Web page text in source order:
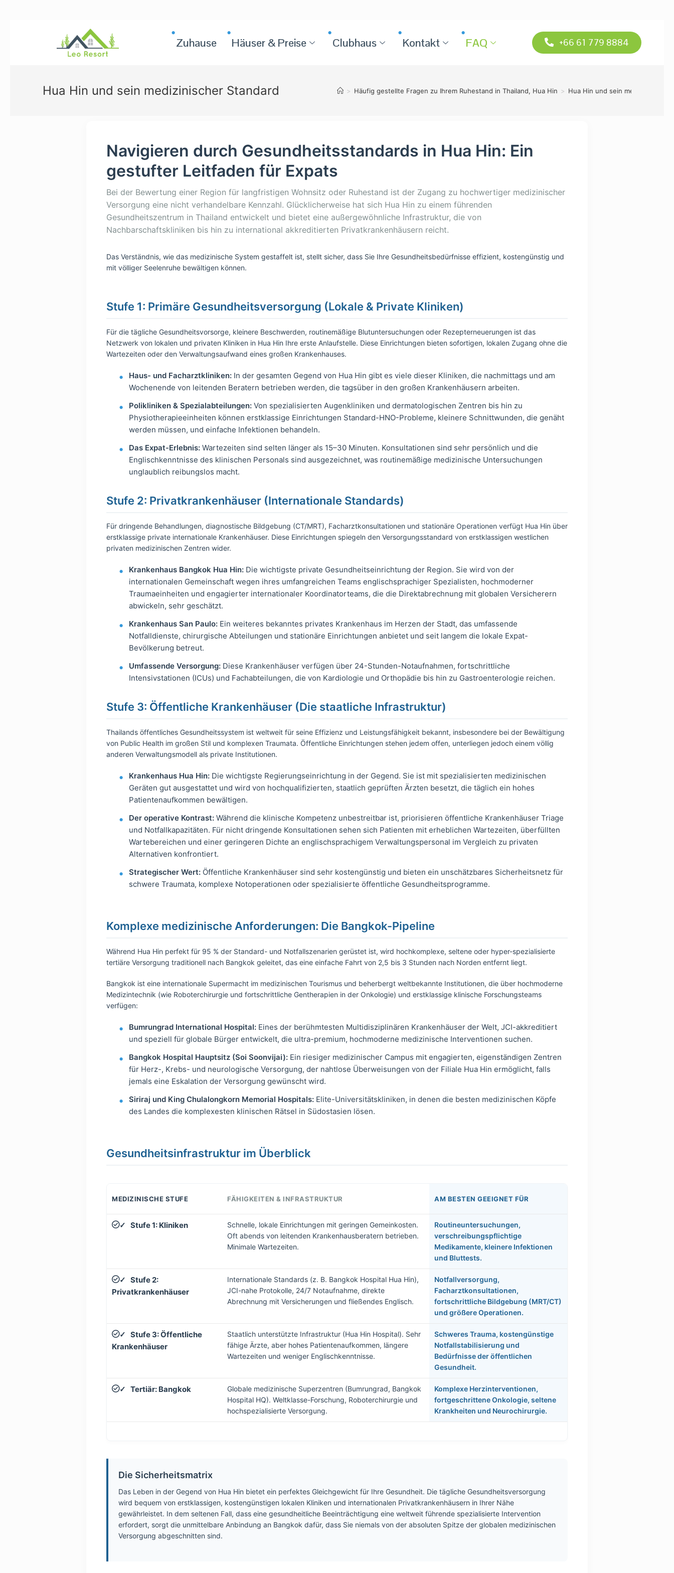
Zuhause Häuser & Preise Clubhaus Kontakt FAQ +66 61 779 8884
Hua Hin und sein medizinischer Standard > Häufig gestellte Fragen zu Ihrem Ruhestand in Thailand, Hua Hin > Hua Hin und sein medizinischer
Navigieren durch Gesundheitsstandards in Hua Hin: Ein
gestufter Leitfaden für Expats
Bei der Bewertung einer Region für langfristigen Wohnsitz oder Ruhestand ist der Zugang zu hochwertiger medizinischer
Versorgung eine nicht verhandelbare Kennzahl. Glücklicherweise hat sich Hua Hin zu einem führenden
Gesundheitszentrum in Thailand entwickelt und bietet eine außergewöhnliche Infrastruktur, die von
Nachbarschaftskliniken bis hin zu international akkreditierten Privatkrankenhäusern reicht.
Das Verständnis, wie das medizinische System gestaffelt ist, stellt sicher, dass Sie Ihre Gesundheitsbedürfnisse effizient, kostengünstig und
mit völliger Seelenruhe bewältigen können.
Stufe 1: Primäre Gesundheitsversorgung (Lokale & Private Kliniken)
Für die tägliche Gesundheitsvorsorge, kleinere Beschwerden, routinemäßige Blutuntersuchungen oder Rezepterneuerungen ist das
Netzwerk von lokalen und privaten Kliniken in Hua Hin Ihre erste Anlaufstelle. Diese Einrichtungen bieten sofortigen, lokalen Zugang ohne die
Wartezeiten oder den Verwaltungsaufwand eines großen Krankenhauses.
Haus- und Facharztkliniken: In der gesamten Gegend von Hua Hin gibt es viele dieser Kliniken, die nachmittags und am
Wochenende von leitenden Beratern betrieben werden, die tagsüber in den großen Krankenhäusern arbeiten.
Polikliniken & Spezialabteilungen: Von spezialisierten Augenkliniken und dermatologischen Zentren bis hin zu
Physiotherapieeinheiten können erstklassige Einrichtungen Standard-HNO-Probleme, kleinere Schnittwunden, die genäht
werden müssen, und einfache Infektionen behandeln.
Das Expat-Erlebnis: Wartezeiten sind selten länger als 15–30 Minuten. Konsultationen sind sehr persönlich und die
Englischkenntnisse des klinischen Personals sind ausgezeichnet, was routinemäßige medizinische Untersuchungen
unglaublich reibungslos macht.
Stufe 2: Privatkrankenhäuser (Internationale Standards)
Für dringende Behandlungen, diagnostische Bildgebung (CT/MRT), Facharztkonsultationen und stationäre Operationen verfügt Hua Hin über
erstklassige private internationale Krankenhäuser. Diese Einrichtungen spiegeln den Versorgungsstandard von erstklassigen westlichen
privaten medizinischen Zentren wider.
Krankenhaus Bangkok Hua Hin: Die wichtigste private Gesundheitseinrichtung der Region. Sie wird von der
internationalen Gemeinschaft wegen ihres umfangreichen Teams englischsprachiger Spezialisten, hochmoderner
Traumaeinheiten und engagierter internationaler Koordinatorteams, die die Direktabrechnung mit globalen Versicherern
abwickeln, sehr geschätzt.
Krankenhaus San Paulo: Ein weiteres bekanntes privates Krankenhaus im Herzen der Stadt, das umfassende
Notfalldienste, chirurgische Abteilungen und stationäre Einrichtungen anbietet und seit langem die lokale Expat-
Bevölkerung betreut.
Umfassende Versorgung: Diese Krankenhäuser verfügen über 24-Stunden-Notaufnahmen, fortschrittliche
Intensivstationen (ICUs) und Fachabteilungen, die von Kardiologie und Orthopädie bis hin zu Gastroenterologie reichen.
Stufe 3: Öffentliche Krankenhäuser (Die staatliche Infrastruktur)
Thailands öffentliches Gesundheitssystem ist weltweit für seine Effizienz und Leistungsfähigkeit bekannt, insbesondere bei der Bewältigung
von Public Health im großen Stil und komplexen Traumata. Öffentliche Einrichtungen stehen jedem offen, unterliegen jedoch einem völlig
anderen Verwaltungsmodell als private Institutionen.
Krankenhaus Hua Hin: Die wichtigste Regierungseinrichtung in der Gegend. Sie ist mit spezialisierten medizinischen
Geräten gut ausgestattet und wird von hochqualifizierten, staatlich geprüften Ärzten besetzt, die täglich ein hohes
Patientenaufkommen bewältigen.
Der operative Kontrast: Während die klinische Kompetenz unbestreitbar ist, priorisieren öffentliche Krankenhäuser Triage
und Notfallkapazitäten. Für nicht dringende Konsultationen sehen sich Patienten mit erheblichen Wartezeiten, überfüllten
Wartebereichen und einer geringeren Dichte an englischsprachigem Verwaltungspersonal im Vergleich zu privaten
Alternativen konfrontiert.
Strategischer Wert: Öffentliche Krankenhäuser sind sehr kostengünstig und bieten ein unschätzbares Sicherheitsnetz für
schwere Traumata, komplexe Notoperationen oder spezialisierte öffentliche Gesundheitsprogramme.
Komplexe medizinische Anforderungen: Die Bangkok-Pipeline
Während Hua Hin perfekt für 95 % der Standard- und Notfallszenarien gerüstet ist, wird hochkomplexe, seltene oder hyper-spezialisierte
tertiäre Versorgung traditionell nach Bangkok geleitet, das eine einfache Fahrt von 2,5 bis 3 Stunden nach Norden entfernt liegt.
Bangkok ist eine internationale Supermacht im medizinischen Tourismus und beherbergt weltbekannte Institutionen, die über hochmoderne
Medizintechnik (wie Roboterchirurgie und fortschrittliche Gentherapien in der Onkologie) und erstklassige klinische Forschungsteams
verfügen:
Bumrungrad International Hospital: Eines der berühmtesten Multidisziplinären Krankenhäuser der Welt, JCI-akkreditiert
und speziell für globale Bürger entwickelt, die ultra-premium, hochmoderne medizinische Interventionen suchen.
Bangkok Hospital Hauptsitz (Soi Soonvijai): Ein riesiger medizinischer Campus mit engagierten, eigenständigen Zentren
für Herz-, Krebs- und neurologische Versorgung, der nahtlose Überweisungen von der Filiale Hua Hin ermöglicht, falls
jemals eine Eskalation der Versorgung gewünscht wird.
Siriraj und King Chulalongkorn Memorial Hospitals: Elite-Universitätskliniken, in denen die besten medizinischen Köpfe
des Landes die komplexesten klinischen Rätsel in Südostasien lösen.
Gesundheitsinfrastruktur im Überblick
MEDIZINISCHE STUFE FÄHIGKEITEN & INFRASTRUKTUR AM BESTEN GEEIGNET FÜR
✓ Stufe 1: Kliniken
Schnelle, lokale Einrichtungen mit geringen Gemeinkosten.
Oft abends von leitenden Krankenhausberatern betrieben.
Minimale Wartezeiten.
Routineuntersuchungen,
verschreibungspflichtige
Medikamente, kleinere Infektionen
und Bluttests.
✓
Stufe 2:
Privatkrankenhäuser
Internationale Standards (z. B. Bangkok Hospital Hua Hin),
JCI-nahe Protokolle, 24/7 Notaufnahme, direkte
Abrechnung mit Versicherungen und fließendes Englisch.
Notfallversorgung,
Facharztkonsultationen,
fortschrittliche Bildgebung (MRT/CT)
und größere Operationen.
✓
Stufe 3: Öffentliche
Krankenhäuser
Staatlich unterstützte Infrastruktur (Hua Hin Hospital). Sehr
fähige Ärzte, aber hohes Patientenaufkommen, längere
Wartezeiten und weniger Englischkenntnisse.
Schweres Trauma, kostengünstige
Notfallstabilisierung und
Bedürfnisse der öffentlichen
Gesundheit.
✓ Tertiär: Bangkok
Globale medizinische Superzentren (Bumrungrad, Bangkok
Hospital HQ). Weltklasse-Forschung, Roboterchirurgie und
hochspezialisierte Versorgung.
Komplexe Herzinterventionen,
fortgeschrittene Onkologie, seltene
Krankheiten und Neurochirurgie.
Die Sicherheitsmatrix
Das Leben in der Gegend von Hua Hin bietet ein perfektes Gleichgewicht für Ihre Gesundheit. Die tägliche Gesundheitsversorgung
wird bequem von erstklassigen, kostengünstigen lokalen Kliniken und internationalen Privatkrankenhäusern in Ihrer Nähe
gewährleistet. In dem seltenen Fall, dass eine gesundheitliche Beeinträchtigung eine weltweit führende spezialisierte Intervention
erfordert, sorgt die unmittelbare Anbindung an Bangkok dafür, dass Sie niemals von der absoluten Spitze der globalen medizinischen
Versorgung abgeschnitten sind.